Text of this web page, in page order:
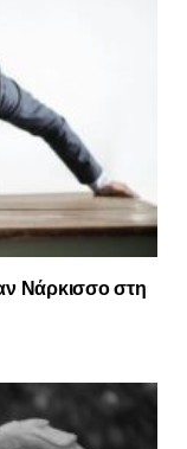
Νάρκισσο στη